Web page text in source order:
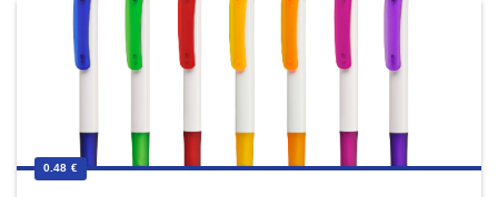
0.48 €